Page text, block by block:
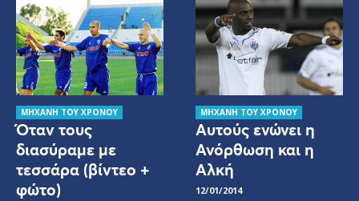
ΜΗΧΑΝΗ ΤΟΥ ΧΡΟΝΟΥ
Όταν τους
διασύραμε με
τεσσάρα (βίντεο +
φώτο)
ΜΗΧΑΝΗ ΤΟΥ ΧΡΟΝΟΥ
Αυτούς ενώνει η
Ανόρθωση και η
Αλκή
12/01/2014